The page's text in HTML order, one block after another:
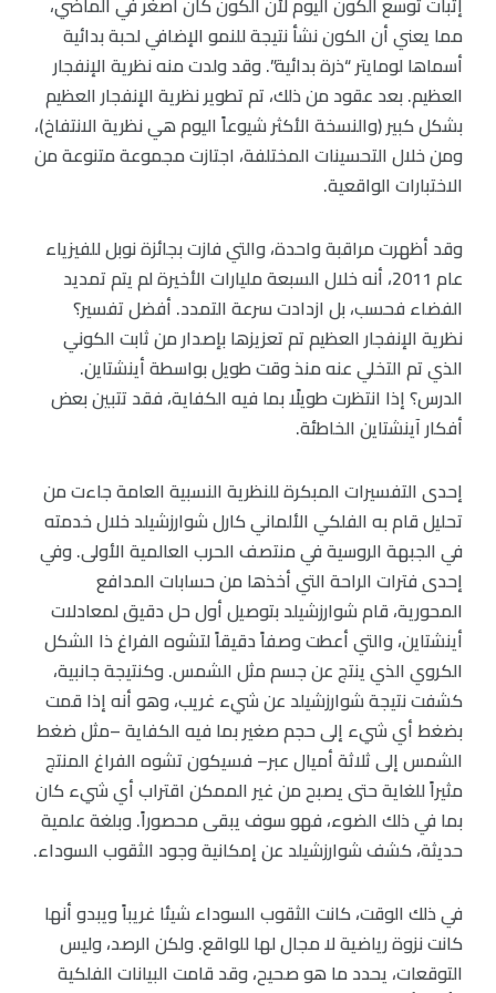
مما يعني أن الكون نشأ نتيجة للنمو الإضافي لحبة بدائية
أسماها لومايتر “ذرة بدائية”. وقد ولدت منه نظرية الإنفجار
العظيم. بعد عقود من ذلك، تم تطوير نظرية الإنفجار العظيم
بشكل كبير (والنسخة الأكثر شيوعاً اليوم هي نظرية الانتفاخ)،
ومن خلال التحسينات المختلفة، اجتازت مجموعة متنوعة من
الاختبارات الواقعية.
وقد أظهرت مراقبة واحدة، والتي فازت بجائزة نوبل للفيزياء
عام 2011، أنه خلال السبعة مليارات الأخيرة لم يتم تمديد
الفضاء فحسب، بل ازدادت سرعة التمدد. أفضل تفسير؟
نظرية الإنفجار العظيم تم تعزيزها بإصدار من ثابت الكوني
الذي تم التخلي عنه منذ وقت طويل بواسطة أينشتاين.
الدرس؟ إذا انتظرت طويلًا بما فيه الكفاية، فقد تتبين بعض
أفكار آينشتاين الخاطئة.
إحدى التفسيرات المبكرة للنظرية النسبية العامة جاءت من
تحليل قام به الفلكي الألماني كارل شوارزشيلد خلال خدمته
في الجبهة الروسية في منتصف الحرب العالمية الأولى. وفي
إحدى فترات الراحة التي أخذها من حسابات المدافع
المحورية، قام شوارزشيلد بتوصيل أول حل دقيق لمعادلات
أينشتاين، والتي أعطت وصفاً دقيقاً لتشوه الفراغ ذا الشكل
الكروي الذي ينتج عن جسم مثل الشمس. وكنتيجة جانبية،
كشفت نتيجة شوارزشيلد عن شيء غريب، وهو أنه إذا قمت
بضغط أي شيء إلى حجم صغير بما فيه الكفاية –مثل ضغط
الشمس إلى ثلاثة أميال عبر– فسيكون تشوه الفراغ المنتج
مثيراً للغاية حتى يصبح من غير الممكن اقتراب أي شيء كان
بما في ذلك الضوء، فهو سوف يبقى محصوراً. وبلغة علمية
حديثة، كشف شوارزشيلد عن إمكانية وجود الثقوب السوداء.
في ذلك الوقت، كانت الثقوب السوداء شيئا غريباً ويبدو أنها
كانت نزوة رياضية لا مجال لها للواقع. ولكن الرصد، وليس
التوقعات، يحدد ما هو صحيح، وقد قامت البيانات الفلكية